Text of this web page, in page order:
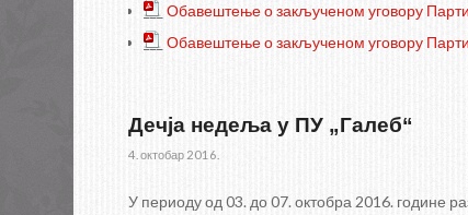
___Обавештење о закљученом уговору
___Обавештење о закљученом уговору
Дечја недеља у ПУ „Галеб“
4. октобар 2016.
У периоду од 03. до 07. октобра 2016. године